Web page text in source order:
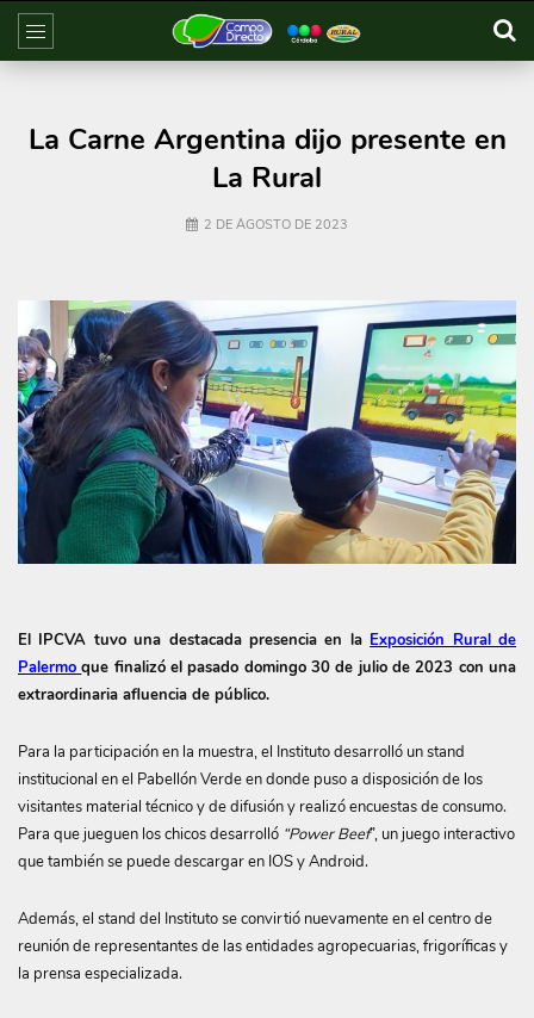
La Carne Argentina dijo presente en
La Rural
2 DE AGOSTO DE 2023
El IPCVA tuvo una destacada presencia en la Exposición Rural de
Palermo que finalizó el pasado domingo 30 de julio de 2023 con una
extraordinaria afluencia de público.
Para la participación en la muestra, el Instituto desarrolló un stand
institucional en el Pabellón Verde en donde puso a disposición de los
visitantes material técnico y de difusión y realizó encuestas de consumo.
Para que jueguen los chicos desarrolló “Power Beef”, un juego interactivo
que también se puede descargar en IOS y Android.
Además, el stand del Instituto se convirtió nuevamente en el centro de
reunión de representantes de las entidades agropecuarias, frigoríficas y
la prensa especializada.